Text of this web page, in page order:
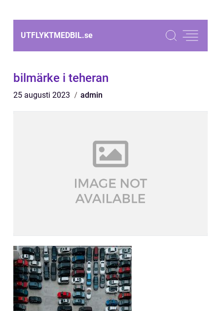
UTFLYKTMEDBIL.se
bilmärke i teheran
25 augusti 2023 admin